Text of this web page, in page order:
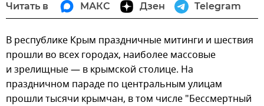
Читать в МАКС Дзен Telegram
В республике Крым праздничные митинги и шествия
прошли во всех городах, наиболее массовые
и зрелищные — в крымской столице. На
праздничном параде по центральным улицам
прошли тысячи крымчан, в том числе "Бессмертный